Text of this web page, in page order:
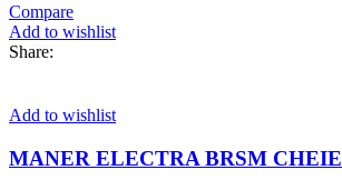
Compare
Add to wishlist
Share:
Add to wishlist
MANER ELECTRA BRSM CHEIE